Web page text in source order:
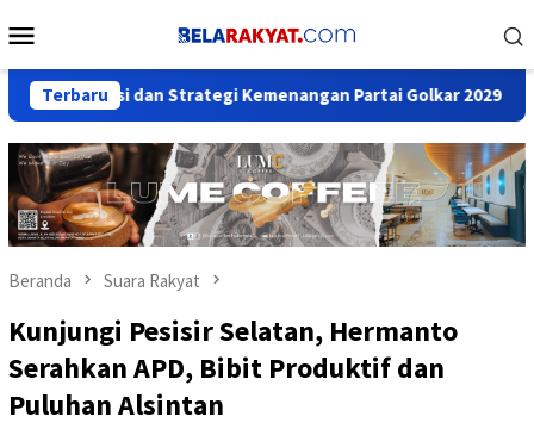
ke
Mobile
Terbaru
dan Strategi Kemenangan Partai Golkar 2029
Beranda Suara Rakyat
Kunjungi Pesisir Selatan, Hermanto
Serahkan APD, Bibit Produktif dan
Puluhan Alsintan